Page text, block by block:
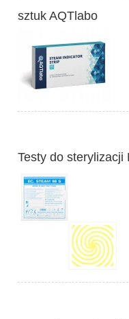
sztuk AQTlabo
Testy do